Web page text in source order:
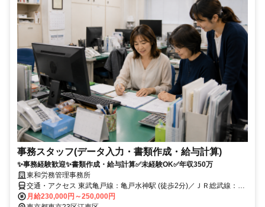
事務スタッフ(データ入力・書類作成・給与計算)
✨事務経験歓迎✨書類作成・給与計算✅未経験OK✅年収350万
東和労務管理事務所
交通・アクセス 東武亀戸線：亀戸水神駅 (徒歩2分)／ＪＲ総武線：亀
戸駅(徒歩12分)
月給230,000円～250,000円